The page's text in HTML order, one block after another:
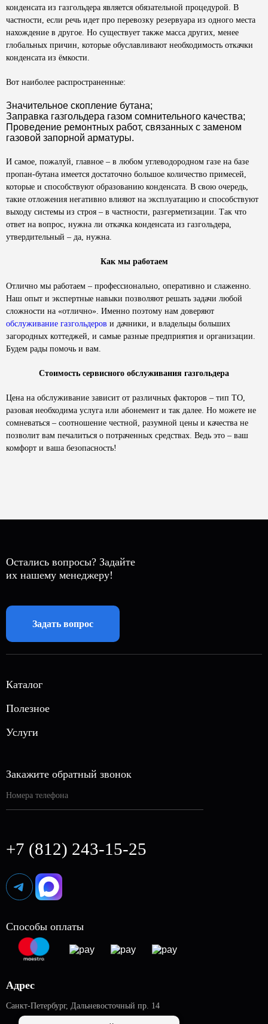
конденсата из газгольдера является обязательной процедурой. В
частности, если речь идет про перевозку резервуара из одного места
нахождение в другое. Но существует также масса других, менее
глобальных причин, которые обуславливают необходимость откачки
конденсата из ёмкости.
Вот наиболее распространенные:
Значительное скопление бутана;
Заправка газгольдера газом сомнительного качества;
Проведение ремонтных работ, связанных с заменом
газовой запорной арматуры.
И самое, пожалуй, главное – в любом углеводородном газе на базе
пропан-бутана имеется достаточно большое количество примесей,
которые и способствуют образованию конденсата. В свою очередь,
такие отложения негативно влияют на эксплуатацию и способствуют
выходу системы из строя – в частности, разгерметизации. Так что
ответ на вопрос, нужна ли откачка конденсата из газгольдера,
утвердительный – да, нужна.
Как мы работаем
Отлично мы работаем – профессионально, оперативно и слаженно.
Наш опыт и экспертные навыки позволяют решать задачи любой
сложности на «отлично». Именно поэтому нам доверяют
обслуживание газгольдеров и дачники, и владельцы больших
загородных коттеджей, и самые разные предприятия и организации.
Будем рады помочь и вам.
Стоимость сервисного обслуживания газгольдера
Цена на обслуживание зависит от различных факторов – тип ТО,
разовая необходима услуга или абонемент и так далее. Но можете не
сомневаться – соотношение честной, разумной цены и качества не
позволит вам печалиться о потраченных средствах. Ведь это – ваш
комфорт и ваша безопасность!
Остались вопросы? Задайте
их нашему менеджеру!
Задать вопрос
Каталог
Автономная газификация
Газовые генераторы
Кессоны
Погреба
Полезное
О нас
Вакансии
Услуги
Автономная канализация
Монтаж погреба
Установка газгольдера
Аренда газгольдеров
Монтаж вентиляции
Монтаж ограждения
Водоснабжение дома
Закажите обратный звонок
+7 (812) 243-15-25
Способы оплаты
Адрес
Санкт-Петербург, Дальневосточный пр. 14